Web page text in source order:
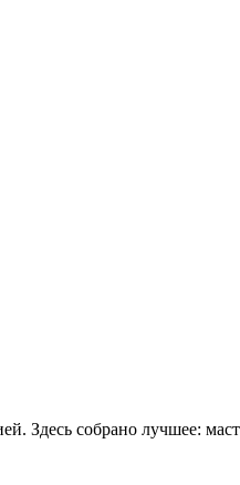
собрано лучшее: